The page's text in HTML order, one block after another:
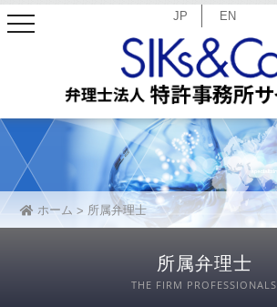
JP EN
toggle
ホーム 所属弁理士
所属弁理士
THE FIRM PROFESSIONALS